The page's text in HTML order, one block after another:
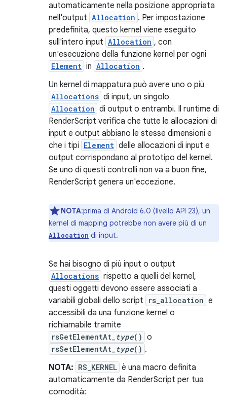
automaticamente nella posizione appropriata
nell'output Allocation . Per impostazione
predefinita, questo kernel viene eseguito
sull'intero input Allocation , con
un'esecuzione della funzione kernel per ogni
Element in Allocation .
Un kernel di mappatura può avere uno o più
Allocations di input, un singolo
Allocation di output o entrambi. Il runtime di
RenderScript verifica che tutte le allocazioni di
input e output abbiano le stesse dimensioni e
che i tipi Element delle allocazioni di input e
output corrispondano al prototipo del kernel.
Se uno di questi controlli non va a buon fine,
RenderScript genera un'eccezione.
NOTA:prima di Android 6.0 (livello API 23), un
kernel di mapping potrebbe non avere più di un
Allocation di input.
Se hai bisogno di più input o output
Allocations rispetto a quelli del kernel,
questi oggetti devono essere associati a
variabili globali dello script
rs_allocation e
accessibili da una funzione kernel o
richiamabile tramite
rsGetElementAt_ type() o
rsSetElementAt_ type() .
NOTA: RS_KERNEL è una macro definita
automaticamente da RenderScript per tua
comodità: